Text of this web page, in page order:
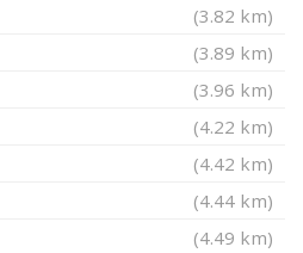
(3.82 km)
(3.89 km)
(3.96 km)
(4.22 km)
(4.42 km)
(4.44 km)
(4.49 km)